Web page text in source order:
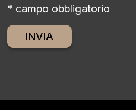
* campo obbligatorio